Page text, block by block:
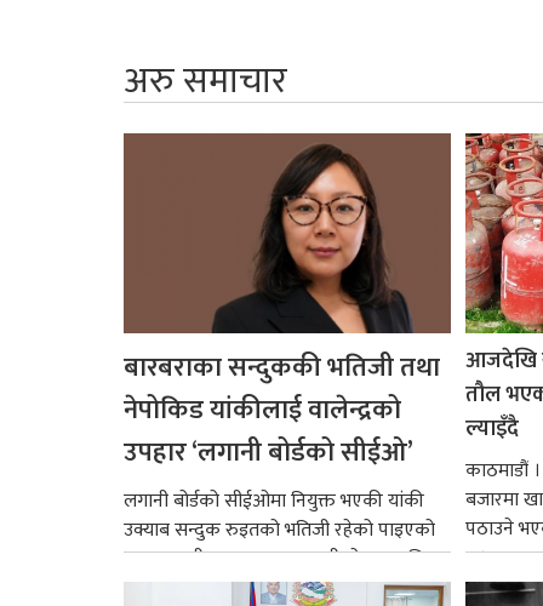
अरु समाचार
बारबराका सन्दुककी भतिजी तथा
नेपोकिड यांकीलाई वालेन्द्रको
उपहार ‘लगानी बोर्डको सीईओ’
लगानी बोर्डको सीईओमा नियुक्त भएकी यांकी
उक्याब सन्दुक रुइतको भतिजी रहेको पाइएको
छ। तत्कालीन समयमा महाकालीको अञ्चलाधिश
नै बनेका जोन...
आजदेखि
तौल
ल्याइँदै
बजारमा
पठाउने
१४.२...